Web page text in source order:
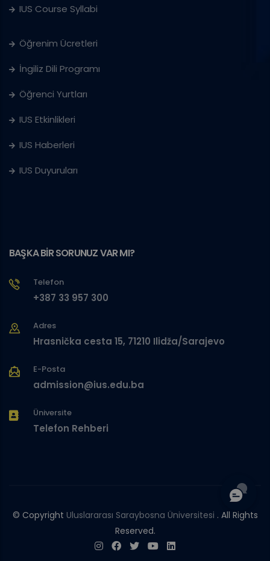
IUS Course Syllabi
Öğrenim Ücretleri
İngiliz Dili Programı
Öğrenci Yurtları
IUS Etkinlikleri
IUS Haberleri
IUS Duyuruları
BAŞKA BİR SORUNUZ VAR MI?
Telefon
+387 33 957 300
Adres
Hrasnička cesta 15, 71210 Ilidža/Sarajevo
E-Posta
admission@ius.edu.ba
Üniversite
Telefon Rehberi
© Copyright Uluslararası Saraybosna Üniversitesi . All Rights
Reserved.